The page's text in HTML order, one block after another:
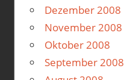
Dezember 2008
November 2008
Oktober 2008
September 2008